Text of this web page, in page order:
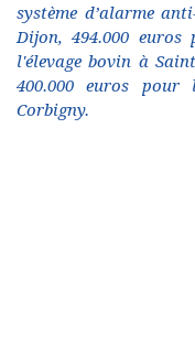
système d’alarme
Dijon, 494.000
l'élevage bovin à
400.000 euros
Corbigny.